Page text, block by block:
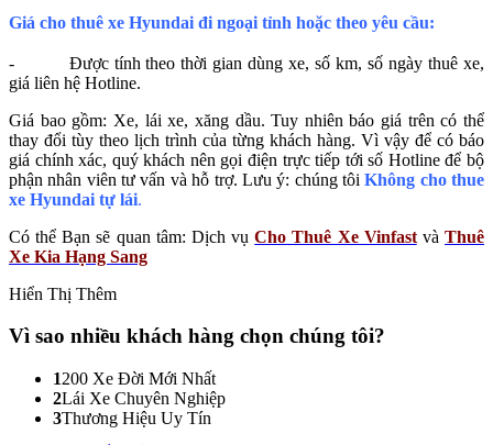
Giá cho thuê xe Hyundai đi ngoại tỉnh hoặc theo yêu cầu:
- Được tính theo thời gian dùng xe, số km, số ngày thuê xe,
giá liên hệ Hotline.
Giá bao gồm: Xe, lái xe, xăng dầu. Tuy nhiên báo giá trên có thể
thay đổi tùy theo lịch trình của từng khách hàng. Vì vậy để có báo
giá chính xác, quý khách nên gọi điện trực tiếp tới số Hotline để bộ
phận nhân viên tư vấn và hỗ trợ. Lưu ý: chúng tôiKhông cho thue
xe Hyundai tự lái.
Có thể Bạn sẽ quan tâm: Dịch vụCho Thuê Xe VinfastvàThuê
Xe Kia Hạng Sang
Hiển Thị Thêm
Vì sao nhiều khách hàng chọn chúng tôi?
1200 Xe Đời Mới Nhất
2Lái Xe Chuyên Nghiệp
3Thương Hiệu Uy Tín